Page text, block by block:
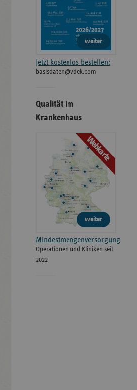
weiter
Jetzt kostenlos bestellen:
basisdaten@vdek.com
Qualität im
Krankenhaus
Webkarte
weiter
Mindestmengenversorgung
Operationen und Kliniken seit
2022